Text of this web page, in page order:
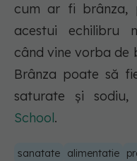
cum ar fi brânza,
acestui echilibru
când vine vorba de
Brânza poate să
saturate și sodiu,
School.
sanatate alimentatie